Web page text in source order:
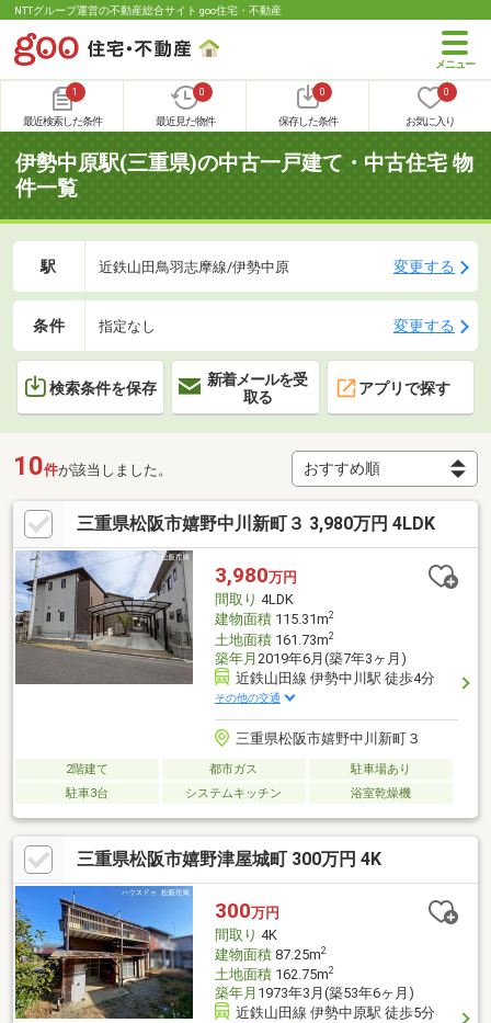
NTTグループ運営の不動産総合サイト goo住宅・不動産
1
最近検索した条件
0
最近見た物件
0
保存した条件
0
お気に入り
伊勢中原駅(三重県)の中古一戸建て・中古住宅 物
件一覧
駅 近鉄山田鳥羽志摩線/伊勢中原 変更する
条件 指定なし 変更する
検索条件を保存
新着メールを受
取る
アプリで探す
10件が該当しました。
三重県松阪市嬉野中川新町３ 3,980万円 4LDK
3,980万円
間取り 4LDK
建物面積115.31m2
土地面積161.73m2
築年月 2019年6月(築7年3ヶ月)
近鉄山田線 伊勢中川駅 徒歩4分
その他の交通
三重県松阪市嬉野中川新町３
2階建て 都市ガス
駐車場あり
駐車3台
システムキッチン 浴室乾燥機
三重県松阪市嬉野津屋城町 300万円 4K
300万円
間取り 4K
建物面積87.25m2
土地面積162.75m2
築年月 1973年3月(築53年6ヶ月)
近鉄山田線 伊勢中原駅 徒歩5分